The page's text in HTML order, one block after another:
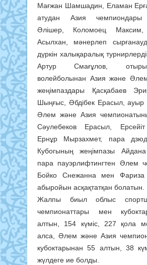
Мағжан Шамшадин, Еламан
атудан Азия чемпиондары
Әлішер, Коломоец Максим,
Асылхан, мәнерлеп
дүркін халықаралық
Артур Смағұлов,
волейболынан Азия және
жеңімпаздары Қасқабаев
Шыңғыс, Әбдібек Ерасыл, ауыр
Әлем және Азия
Сәулебеков Ерасыл,
Ернұр Мырзахмет, пара
Кубогының жеңімпазы
пара пауэрлифтингтен Әлем
Бойко Снежанна мен
абыройын асқақтатқан болатын.
Жалпы биыл облыс
чемпионаттары мен
алтын, 154 күміс, 227 қола
алса, Әлем және Азия
кубоктарынан 55 алтын, 38
жүлдеге ие болды.